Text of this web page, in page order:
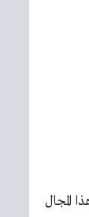
المجال